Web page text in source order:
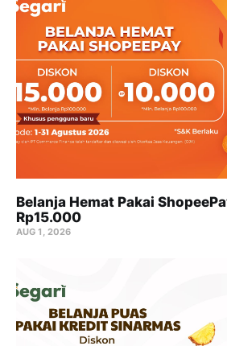
Belanja Hemat Pakai
Rp15.000
AUG 1, 2026